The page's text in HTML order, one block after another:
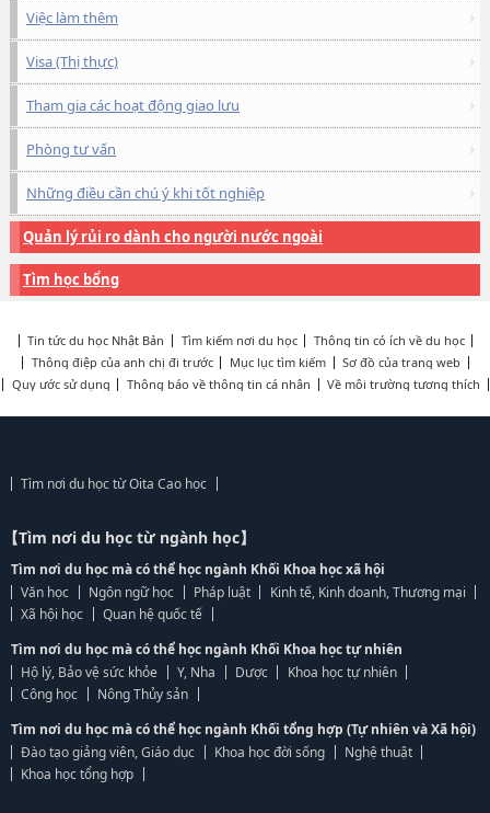
Việc làm thêm
Visa (Thị thực)
Tham gia các hoạt động giao lưu
Phòng tư vấn
Những điều cần chú ý khi tốt nghiệp
Quản lý rủi ro dành cho người nước ngoài
Tìm học bổng
Tin tức du học Nhật Bản Tìm kiếm nơi du học
Thông tin có ích về du học
Thông điệp của anh chị đi trước
Mục lục tìm kiếm
Sơ đồ của trang web
Quy ước sử dụng
Thông báo về thông tin cá nhân Về môi trường tương thích
Tìm nơi du học từ Oita Cao học
【Tìm nơi du học từ ngành học】
Tìm nơi du học mà có thể học ngành Khối Khoa học xã hội
Văn học
Ngôn ngữ học Pháp luật
Kinh tế, Kinh doanh, Thương mại
Xã hội học
Quan hệ quốc tế
Tìm nơi du học mà có thể học ngành Khối Khoa học tự nhiên
Hộ lý, Bảo vệ sức khỏe
Y, Nha Dược
Khoa học tự nhiên
Công học
Nông Thủy sản
Tìm nơi du học mà có thể học ngành Khối tổng hợp (Tự nhiên và Xã hội)
Đào tạo giảng viên, Giáo dục
Khoa học đời sống
Nghệ thuật
Khoa học tổng hợp